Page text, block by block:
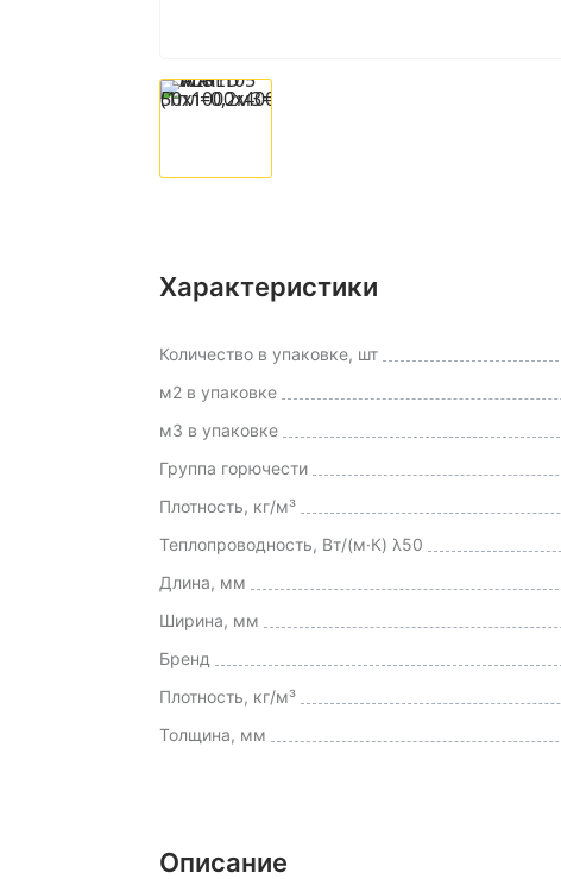
Характеристики
Количество в упаковке, шт
м2 в упаковке
м3 в упаковке
Группа горючести
Плотность, кг/м³
Теплопроводность, Вт/(м·К) λ50
Длина, мм
Ширина, мм
Бренд
Плотность, кг/м³
Толщина, мм
Описание